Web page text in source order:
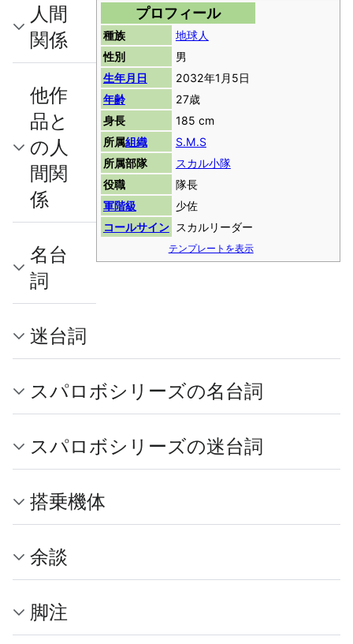
プロフィール
種族
地球人
性別
男
生年月日
2032年1月5日
年齢
27歳
身長
185 cm
所属組織
S.M.S
所属部隊
スカル小隊
役職
隊長
軍階級
少佐
コールサイン スカルリーダー
テンプレートを表示
人間
関係
他作
品と
の人
間関
係
名台
詞
迷台詞
スパロボシリーズの名台詞
スパロボシリーズの迷台詞
搭乗機体
余談
脚注